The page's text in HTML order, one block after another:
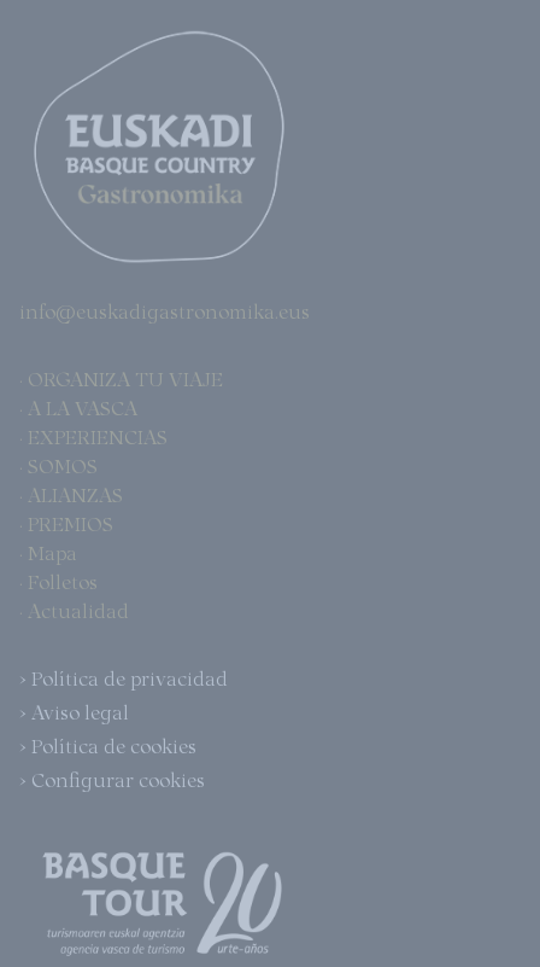
info@euskadigastronomika.eus
· ORGANIZA TU VIAJE
· A LA VASCA
· EXPERIENCIAS
· SOMOS
· ALIANZAS
· PREMIOS
· Mapa
· Folletos
· Actualidad
> Política de privacidad
> Aviso legal
> Política de cookies
> Configurar cookies